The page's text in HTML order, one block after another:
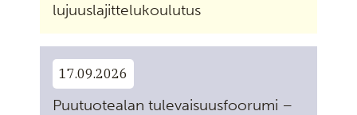
lujuuslajittelukoulutus
17.09.2026
Puutuotealan tulevaisuusfoorumi –